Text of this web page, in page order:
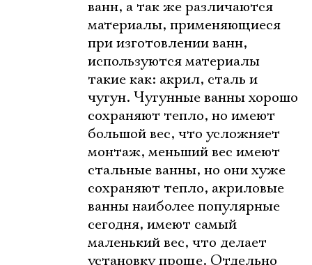
ванн, а так же различаются
материалы, применяющиеся
при изготовлении ванн,
используются материалы
такие как: акрил, сталь и
чугун. Чугунные ванны хорошо
сохраняют тепло, но имеют
большой вес, что усложняет
монтаж, меньший вес имеют
стальные ванны, но они хуже
сохраняют тепло, акриловые
ванны наиболее популярные
сегодня, имеют самый
маленький вес, что делает
установку проще. Отдельно